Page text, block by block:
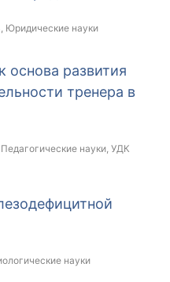
, Юридические науки
развития
тренера в
Педагогические науки, УДК
науки